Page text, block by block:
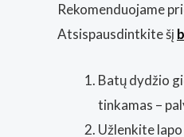
Rekomenduojame
Atsispausdintkite šį
Batų dydžio
tinkamas –
Užlenkite